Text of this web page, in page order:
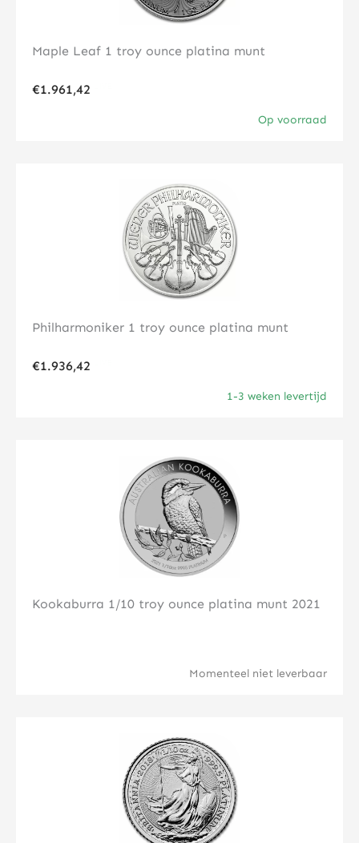
Maple Leaf 1 troy ounce platina munt
€1.961,42
Op voorraad
Philharmoniker 1 troy ounce platina munt
€1.936,42
1-3 weken levertijd
Klik hier
Kookaburra 1/10 troy ounce platina munt 2021
Momenteel niet leverbaar
Klik hier
Klik hier